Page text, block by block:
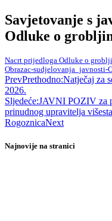
Savjetovanje s
Odluke o
Nacrt prijedloga Odluke o
Obrazac-sudjelovanja_javnosti-
PrevPrethodno:Natječaj za
2026.
Sljedeće:JAVNI POZIV za
prinudnog upravitelja
RogoznicaNext
Najnovije na stranici